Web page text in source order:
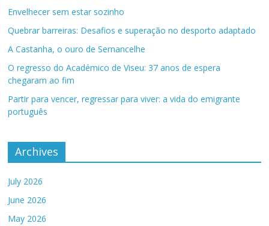
Envelhecer sem estar sozinho
Quebrar barreiras: Desafios e superação no desporto adaptado
A Castanha, o ouro de Sernancelhe
O regresso do Académico de Viseu: 37 anos de espera
chegaram ao fim
Partir para vencer, regressar para viver: a vida do emigrante
português
Archives
July 2026
June 2026
May 2026